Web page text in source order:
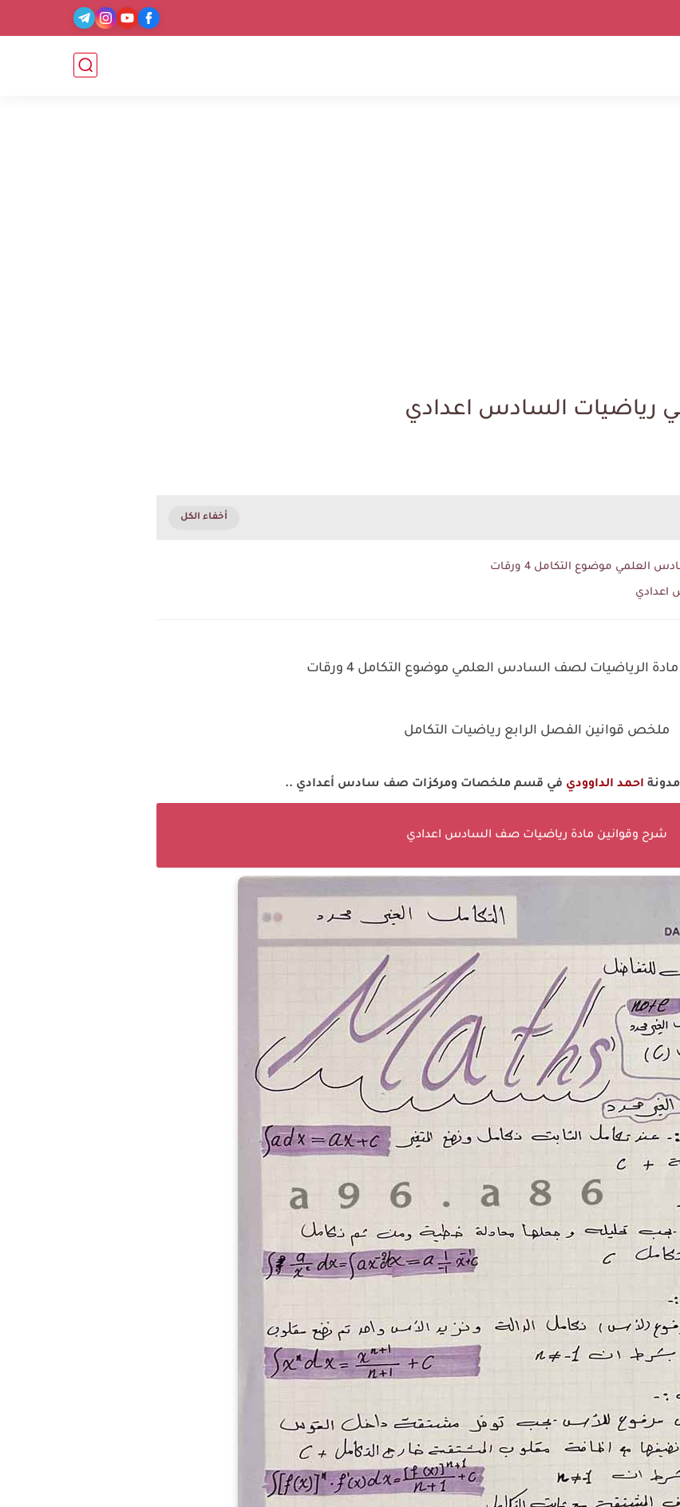
رياضيات السادس اعدادي
موضوع التكامل 4 ورقات
اعدادي
الرياضيات لصف السادس العلمي موضوع التكامل 4 ورقات
ملخص قوانين الفصل الرابع رياضيات التكامل
احمد الداوودي في قسم ملخصات ومركزات صف سادس أعدادي ..
شرح وقوانين مادة رياضيات صف السادس اعدادي